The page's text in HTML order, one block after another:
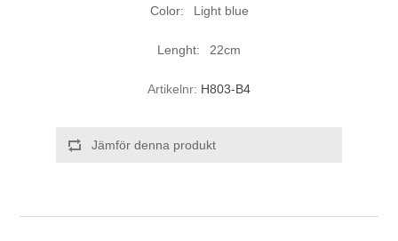
Color: Light blue
Lenght: 22cm
Artikelnr: H803-B4
Jämför denna produkt